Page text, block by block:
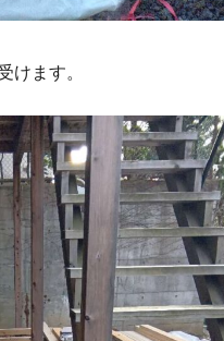
けます。